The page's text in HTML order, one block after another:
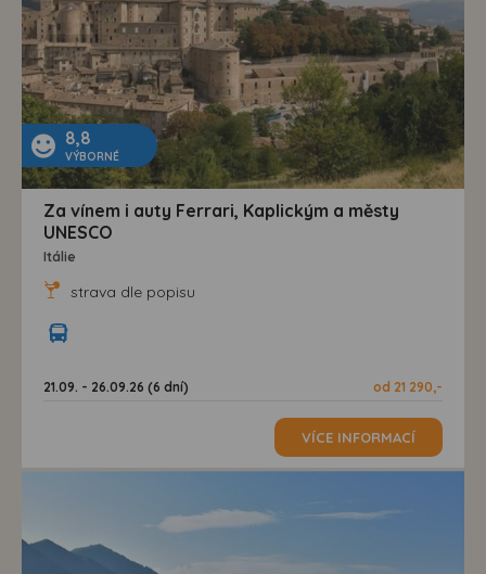
8,8
VÝBORNÉ
Za vínem i auty Ferrari, Kaplickým a městy
UNESCO
Itálie
strava dle popisu
21.09. - 26.09.26 (6 dní) od 21 290,-
VÍCE INFORMACÍ